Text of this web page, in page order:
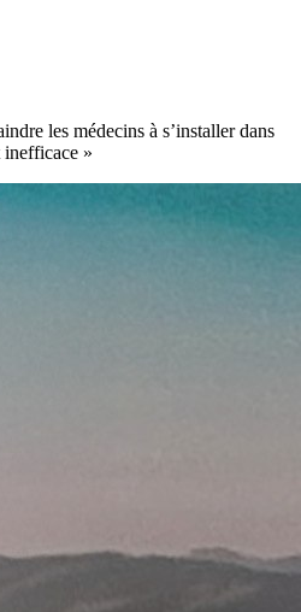
les médecins à s’installer dans
inefficace »